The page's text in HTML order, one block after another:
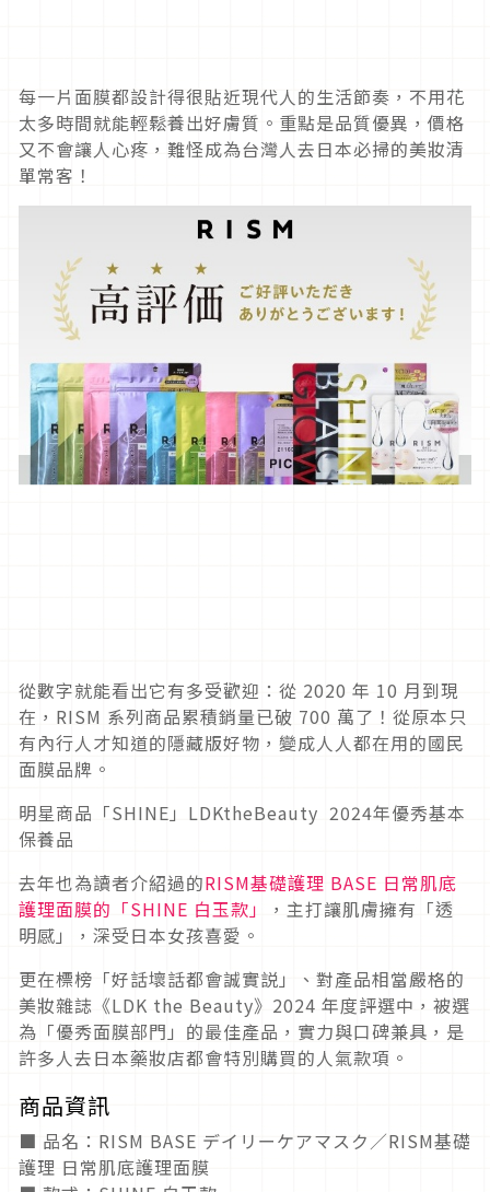
每一片面膜都設計得很貼近現代人的生活節奏，不用花
太多時間就能輕鬆養出好膚質。重點是品質優異，價格
又不會讓人心疼，難怪成為台灣人去日本必掃的美妝清
單常客！
從數字就能看出它有多受歡迎：從 2020 年 10 月到現
在，RISM 系列商品累積銷量已破 700 萬了！從原本只
有內行人才知道的隱藏版好物，變成人人都在用的國民
面膜品牌。
明星商品「SHINE」LDKtheBeauty 2024年優秀基本
保養品
去年也為讀者介紹過的RISM基礎護理 BASE 日常肌底
護理面膜的「SHINE 白玉款」
，主打讓肌膚擁有「透
明感」，深受日本女孩喜愛。
更在標榜「好話壞話都會誠實説」、對產品相當嚴格的
美妝雜誌《LDK the Beauty》2024 年度評選中，被選
為「優秀面膜部門」的最佳產品，實力與口碑兼具，是
許多人去日本藥妝店都會特別購買的人氣款項。
商品資訊
■ 品名：RISM BASE デイリーケアマスク／RISM基礎
護理 日常肌底護理面膜